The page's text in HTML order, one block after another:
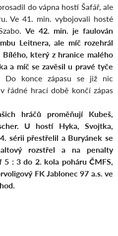
do vápna hostí Šafář, ale
Ve 41. min. vybojovali hosté
Ve 42. min. je faulován
Leitnera, ale míč rozehrál
který z hranice malého
a míč se zavěsil u pravé tyče
Do konce zápasu se již nic
řádné hrací době končí zápas
hráčů proměňují Kubeš,
U hostí Hyka, Svojtka,
sérii přestřelil a Buryánek se
rozstřel a na penalty
5 : 3 do 2. kola poháru ČMFS,
FK Jablonec 97 a.s. ve